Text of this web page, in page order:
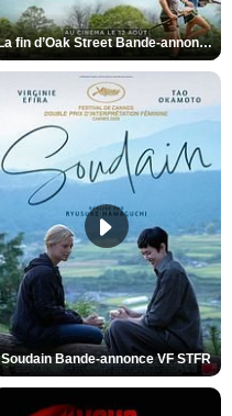
La fin d’Oak Street Bande-annonce VO STFR
Soudain Bande-annonce VF STFR